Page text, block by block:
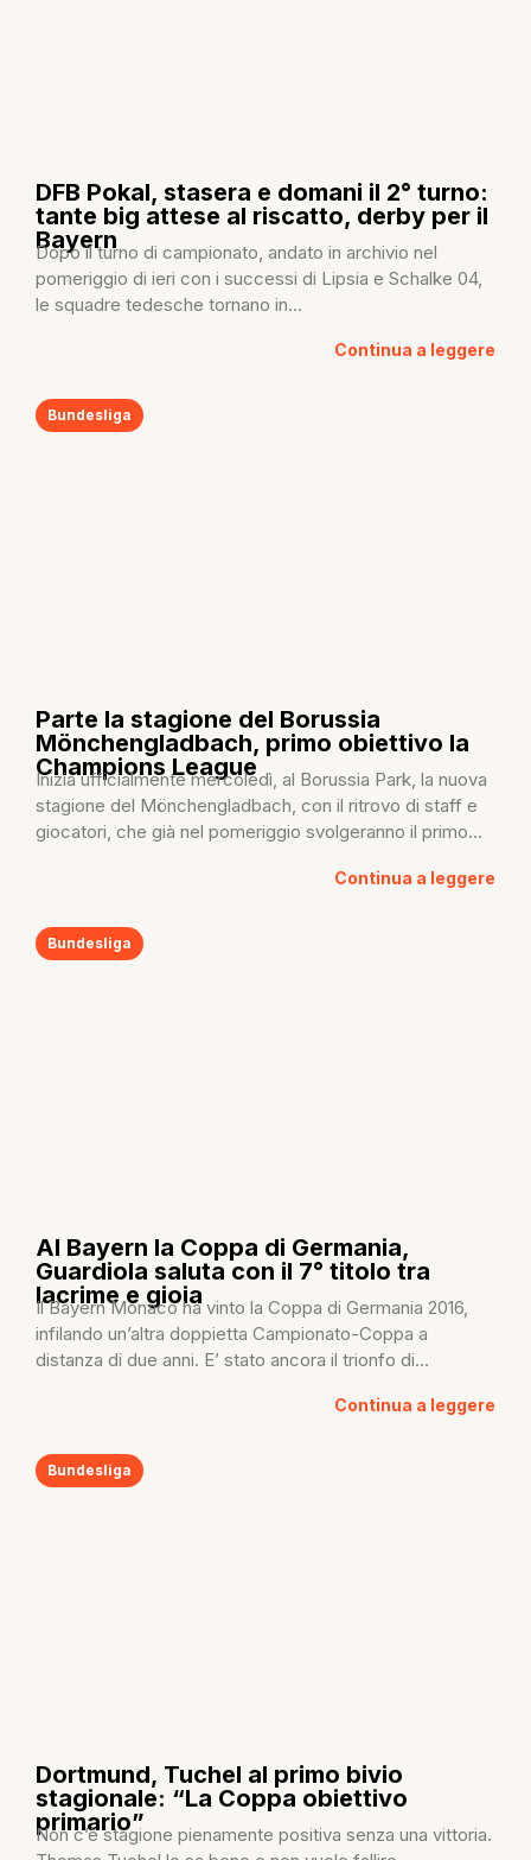
DFB Pokal, stasera e domani il 2° turno:
tante big attese al riscatto, derby per il
Bayern
Dopo il turno di campionato, andato in archivio nel
pomeriggio di ieri con i successi di Lipsia e Schalke 04,
le squadre tedesche tornano in...
Continua a leggere
Bundesliga
Parte la stagione del Borussia
Mönchengladbach, primo obiettivo la
Champions League
Inizia ufficialmente mercoledì, al Borussia Park, la nuova
stagione del Mönchengladbach, con il ritrovo di staff e
giocatori, che già nel pomeriggio svolgeranno il primo...
Continua a leggere
Bundesliga
Al Bayern la Coppa di Germania,
Guardiola saluta con il 7° titolo tra
lacrime e gioia
Il Bayern Monaco ha vinto la Coppa di Germania 2016,
infilando un’altra doppietta Campionato-Coppa a
distanza di due anni. E’ stato ancora il trionfo di...
Continua a leggere
Bundesliga
Dortmund, Tuchel al primo bivio
stagionale: “La Coppa obiettivo
primario”
Non c’è stagione pienamente positiva senza una vittoria.